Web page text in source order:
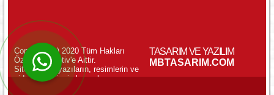
WhatsApp ile Online Destek!
Copyright (c) 2020 Tüm Hakları
Özkar Otomotiv'e Aittir.
Sitemizdeki yazıların, resimlerin ve
videoların izinsiz kopyalanması
yasaktır.
TASARIM VE YAZILIM
MBTASARIM.COM